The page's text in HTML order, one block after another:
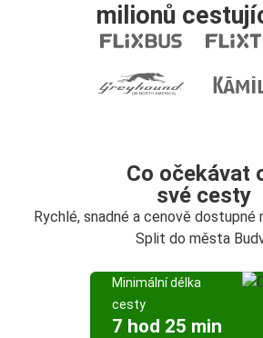
milionů
Co očekávat
své cesty
Rychlé, snadné a cenově
Split do města
Minimální délka
cesty
7 hod 25 min